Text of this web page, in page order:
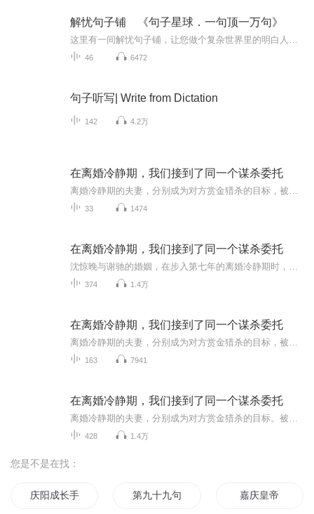
解忧句子铺 《句子星球．一句顶一万句》
46 6472
句子听写| Write from Dictation
142 4.2万
在离婚冷静期，我们接到了同一个谋杀委托
33 1474
在离婚冷静期，我们接到了同一个谋杀委托
374 1.4万
在离婚冷静期，我们接到了同一个谋杀委托
163 7941
在离婚冷静期，我们接到了同一个谋杀委托
428 1.4万
您是不是在找：
庆阳成长手札 第九十九句对不起 嘉庆皇帝